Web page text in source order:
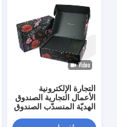
التجارة الإلكترونية
الأعمال التجارية الصندوق
الهديّة المنسدّب الصندوق
الكرتوني المموجات